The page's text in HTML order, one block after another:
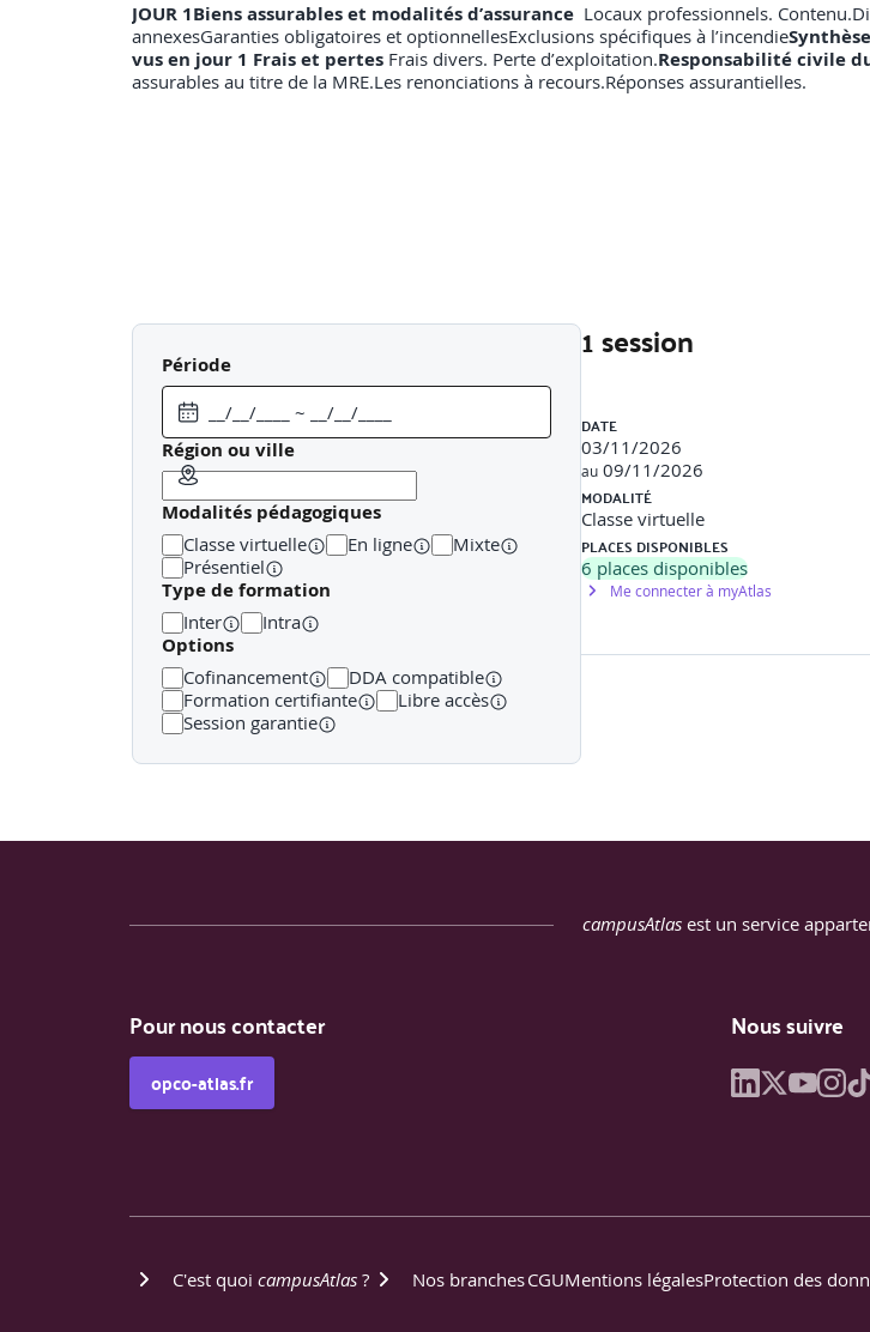
JOUR 1Biens assurables et modalités d’assurance Locaux professionnels.
annexesGaranties obligatoires et optionnellesExclusions spécifiques à l’incendie
vus en jour 1 Frais et pertes Frais divers. Perte d’exploitation.Responsabilité civile
assurables au titre de la MRE.Les renonciations à recours.Réponses assurantielles.
Période
Région ou ville
Modalités pédagogiques
Classe virtuelle En ligne
Mixte
Présentiel
Type de formation
Inter Intra
Options
Cofinancement
DDA compatible
Formation certifiante
Libre accès
Session garantie
1 session
DATE
03/11/2026
au 09/11/2026
MODALITÉ
Classe virtuelle
PLACES DISPONIBLES
6 places disponibles
Me connecter à myAtlas
campusAtlas est un service
Pour nous contacter
opco-atlas.fr
Nous suivre
C'est quoi campusAtlas ? Nos branchesCGUMentions légalesProtection des